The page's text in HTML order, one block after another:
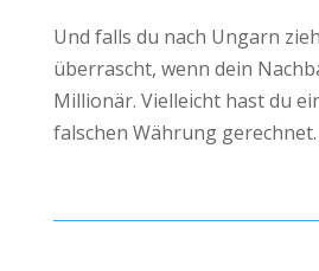
Und falls du nach Ungarn
überrascht, wenn dein
Millionär. Vielleicht hast du
falschen Währung gerechnet.